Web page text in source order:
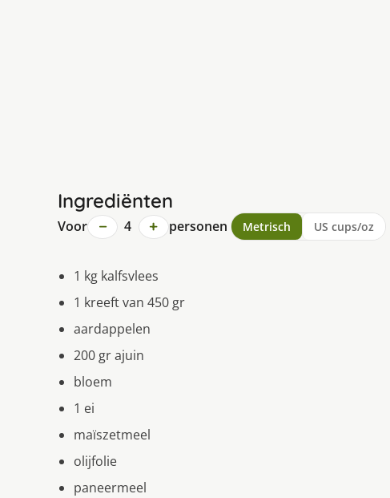
Ingrediënten
Voor − 4 + personen Metrisch US cups/oz
1 kg kalfsvlees
1 kreeft van 450 gr
aardappelen
200 gr ajuin
bloem
1 ei
maïszetmeel
olijfolie
paneermeel